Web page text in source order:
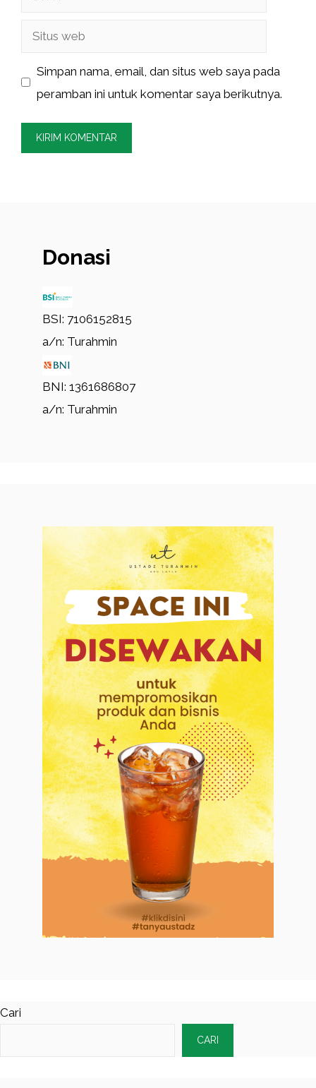
Situs
Simpan nama, email, dan situs web saya pada
peramban ini untuk komentar saya berikutnya.
Donasi
BSI: 7106152815
a/n: Turahmin
BNI: 1361686807
a/n: Turahmin
Cari
CARI